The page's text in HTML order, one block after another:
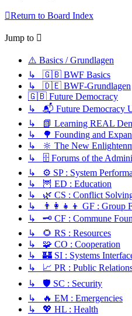
Return to Board Index
Jump to
⚠️ Basics / Grundlagen
↳ 🇬🇧 BWF Basics
↳ 🇩🇪 BWF-Grundlagen
🇬🇧 Future Democracy
↳ 📬 Future Democracy
↳ 📗 Learning REAL
↳ 🌳 Founding and
↳ 🔆 The New
↳ 🗄️ Forums of the
↳ ⚙️ SP : System
↳ 🦉 ED : Education
↳ 🌿 CS : Conflict
↳ 👨‍👩‍👧‍👦 GF : Group
↳ 🗝️ CF : Commune
↳ 🌻 RS : Resources
↳ 🧩 CO : Cooperation
↳ 🏰 SI : Systems
↳ 📈 PR : Public
↳ 🛡️ SC : Security
↳ 🔥 EM : Emergencies
↳ 💖 HL : Health